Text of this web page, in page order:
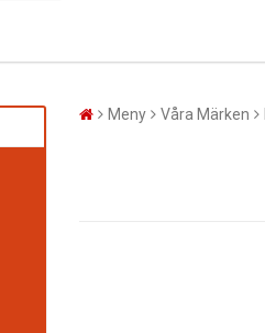
Meny Våra Märken